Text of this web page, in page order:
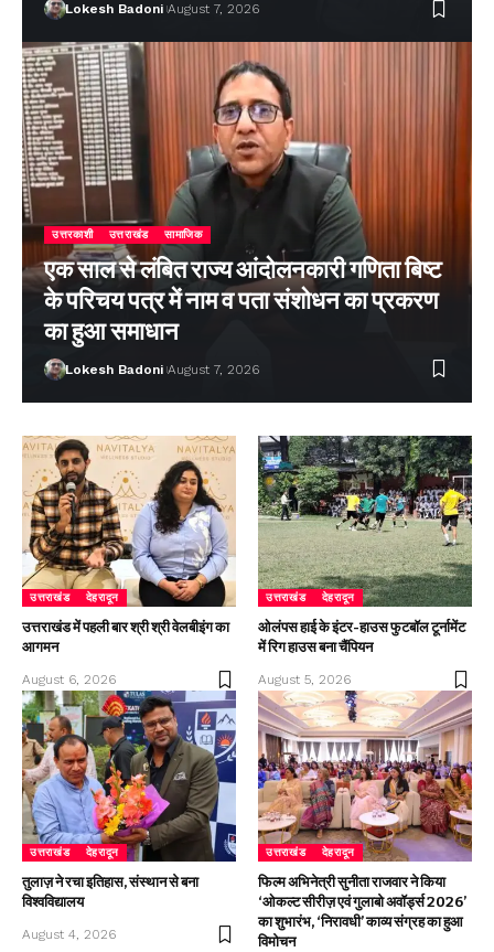
Lokesh Badoni August 7, 2026
उत्तरकाशी उत्तराखंड सामाजिक
एक साल से लंबित राज्य आंदोलनकारी गणिता बिष्ट
के परिचय पत्र में नाम व पता संशोधन का प्रकरण
का हुआ समाधान
Lokesh Badoni August 7, 2026
उत्तराखंड देहरादून
उत्तराखंड में पहली बार श्री श्री वेलबीइंग का
आगमन
August 6, 2026
उत्तराखंड देहरादून
ओलंपस हाई के इंटर-हाउस फुटबॉल टूर्नामेंट
में रिग हाउस बना चैंपियन
August 5, 2026
उत्तराखंड देहरादून
तुलाज़ ने रचा इतिहास, संस्थान से बना
विश्वविद्यालय
August 4, 2026
उत्तराखंड देहरादून
फिल्म अभिनेत्री सुनीता राजवार ने किया
‘ओकल्ट सीरीज़ एवं गुलाबो अवॉर्ड्स 2026’
का शुभारंभ, ‘निरावधी’ काव्य संग्रह का हुआ
विमोचन